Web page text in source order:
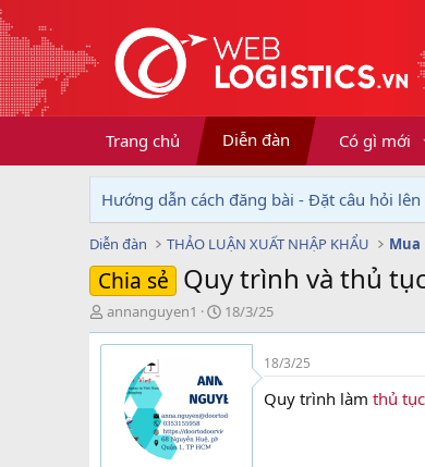
Trang chủ Diễn đàn Có gì mới
Hướng dẫn cách đăng bài - Đặt câu hỏi
Diễn đàn THẢO LUẬN XUẤT NHẬP KHẨU Mua
Chia sẻ Quy trình và thủ
T
h
r
annanguyen1
N
g
à
ử
18/3/25
18/3/25
Quy trình làm thủ